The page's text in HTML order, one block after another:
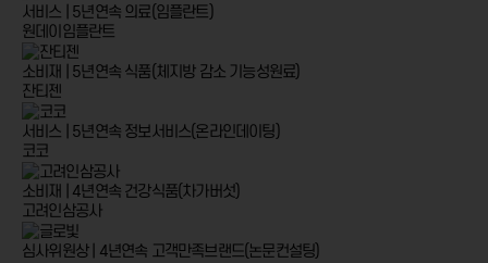
서비스 | 5년연속 의료(임플란트)
원데이임플란트
소비재 | 5년연속 식품(체지방 감소 기능성원료)
잔티젠
서비스 | 5년연속 정보서비스(온라인데이팅)
코코
소비재 | 4년연속 건강식품(차가버섯)
고려인삼공사
심사위원상 | 4년연속 고객만족브랜드(논문컨설팅)